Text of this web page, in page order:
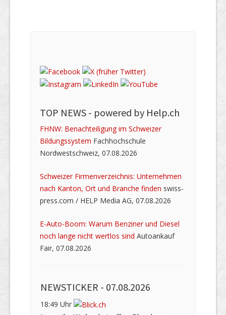
TOP NEWS - powered by Help.ch
FHNW: Benachteiligung im Schweizer
Bildungssystem Fachhochschule
Nordwestschweiz, 07.08.2026
Schweizer Firmenverzeichnis: Unternehmen
nach Kanton, Ort und Branche finden swiss-
press.com / HELP Media AG, 07.08.2026
E-Auto-Boom: Warum Benziner und Diesel
noch lange nicht wertlos sind Autoankauf
Fair, 07.08.2026
NEWSTICKER - 07.08.2026
18:49 Uhr